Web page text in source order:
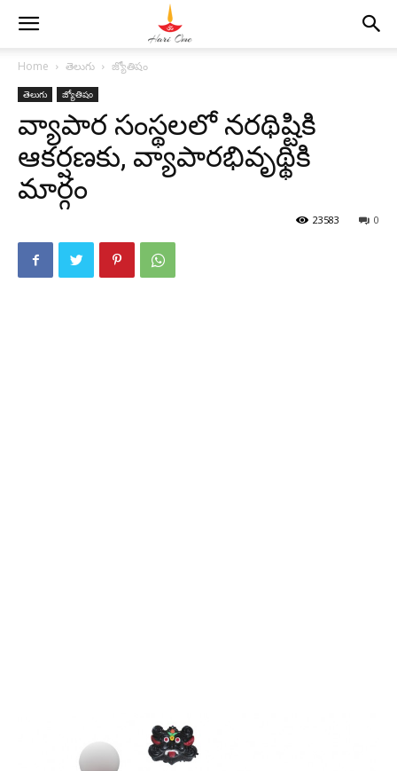
Home తెలుగు జ్యోతిషం
తెలుగు జ్యోతిషం
వ్యాపార సంస్థలలో నరథిష్టికి
ఆకర్షణకు, వ్యాపారభివృథ్థికి
మార్గం
0
23583